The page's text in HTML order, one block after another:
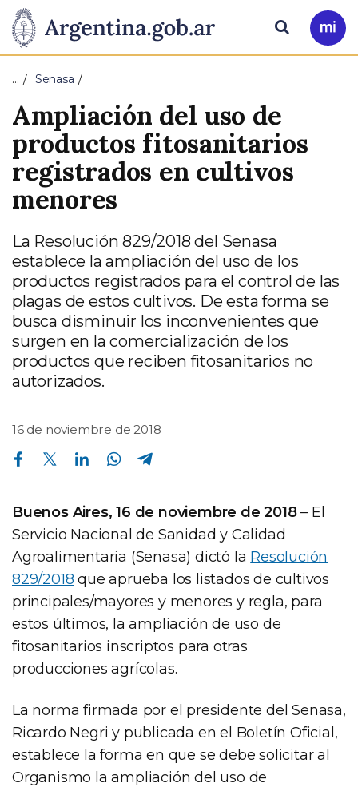
Presidencia
de
Nación
Pasar al contenido principal
Ir
a
Buscar
… Senasa
Ampliación del uso de
productos fitosanitarios
registrados en cultivos
menores
La Resolución 829/2018 del Senasa
establece la ampliación del uso de los
productos registrados para el control de las
plagas de estos cultivos. De esta forma se
busca disminuir los inconvenientes que
surgen en la comercialización de los
productos que reciben fitosanitarios no
autorizados.
16 de noviembre de 2018
Compartir en Facebook Compartir en Twitter Compartir en Linkedin Compartir en Whatsapp
Buenos Aires, 16 de noviembre de 2018– El
Servicio Nacional de Sanidad y Calidad
Agroalimentaria (Senasa) dictó la Resolución
829/2018 que aprueba los listados de cultivos
principales/mayores y menores y regla, para
estos últimos, la ampliación de uso de
fitosanitarios inscriptos para otras
producciones agrícolas.
La norma firmada por el presidente del Senasa,
Ricardo Negri y publicada en el Boletín Oficial,
establece la forma en que se debe solicitar al
Organismo la ampliación del uso de